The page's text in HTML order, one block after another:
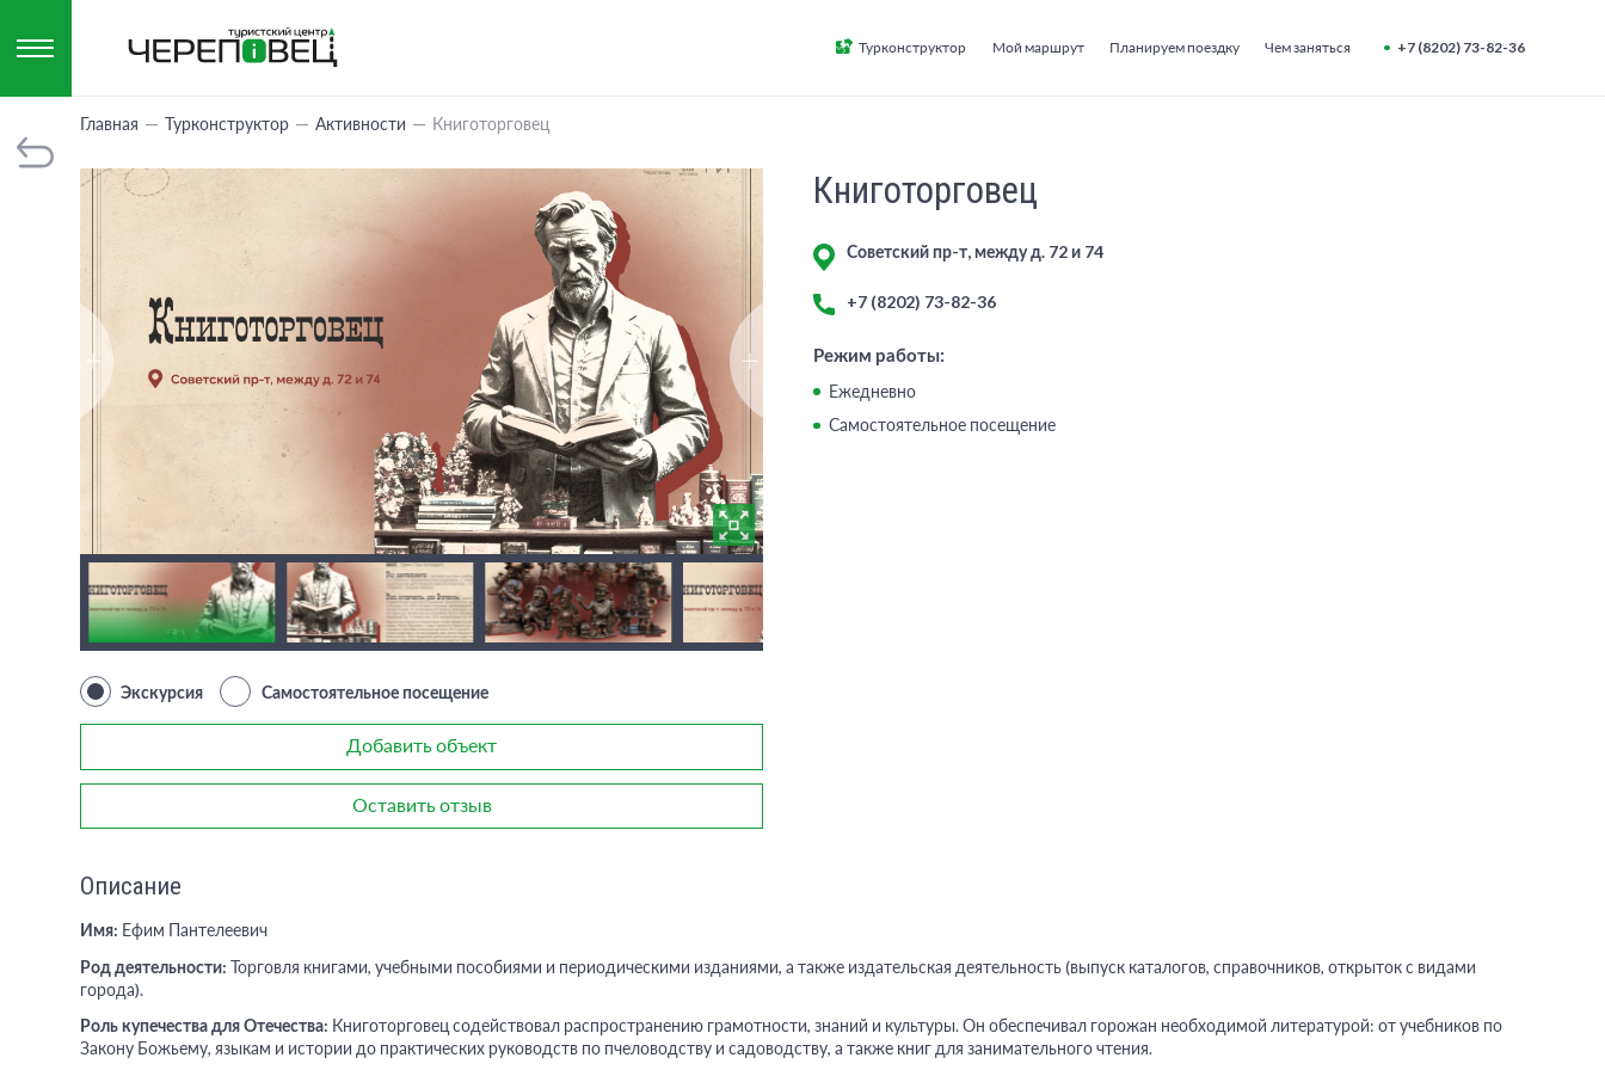
Турконструктор Мой маршрут Планируем поездку Чем заняться +7 (8202) 73-82-36
Главная Турконструктор Активности Книготорговец
Экскурсия Самостоятельное посещение
Добавить объект
Оставить отзыв
Книготорговец
Советский пр-т, между д. 72 и 74
+7 (8202) 73-82-36
Режим работы:
Ежедневно
Самостоятельное посещение
Описание
Имя: Ефим Пантелеевич
Род деятельности: Торговля книгами, учебными пособиями и периодическими изданиями, а также издательская деятельность (выпуск каталогов, справочников, открыток с видами
города).
Роль купечества для Отечества: Книготорговец содействовал распространению грамотности, знаний и культуры. Он обеспечивал горожан необходимой литературой: от учебников по
Закону Божьему, языкам и истории до практических руководств по пчеловодству и садоводству, а также книг для занимательного чтения.